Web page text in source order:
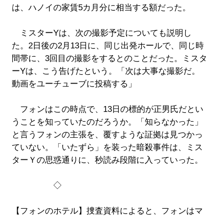
は、ハノイの家賃5カ月分に相当する額だった。
ミスターYは、次の撮影予定についても説明し
た。2日後の2月13日に、同じ出発ホールで、同じ時
間帯に、3回目の撮影をするとのことだった。ミスタ
ーYは、こう告げたという。「次は大事な撮影だ。
動画をユーチューブに投稿する」
フォンはこの時点で、13日の標的が正男氏だとい
うことを知っていたのだろうか。「知らなかった」
と言うフォンの主張を、覆すような証拠は見つかっ
ていない。「いたずら」を装った暗殺事件は、ミス
ターＹの思惑通りに、秒読み段階に入っていった。
◇
【フォンのホテル】捜査資料によると、フォンはマ